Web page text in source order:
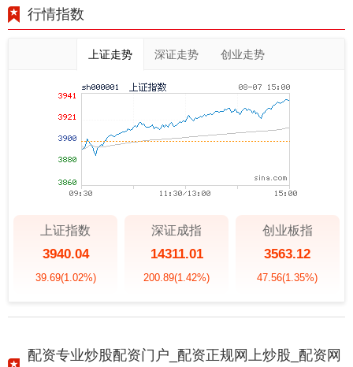
行情指数
上证走势 深证走势 创业走势
上证指数
3940.04
39.69(1.02%)
深证成指
14311.01
200.89(1.42%)
创业板指
3563.12
47.56(1.35%)
配资专业炒股配资门户_配资正规网上炒股_配资网